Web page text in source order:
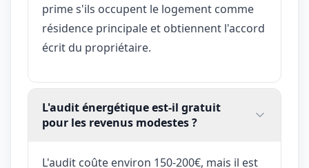
prime s'ils occupent le logement comme
résidence principale et obtiennent l'accord
écrit du propriétaire.
L'audit énergétique est-il gratuit
pour les revenus modestes ?
L'audit coûte environ 150-200€, mais il est